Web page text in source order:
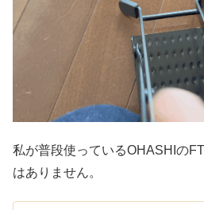
私が普段使っているOHASHIの
はありません。